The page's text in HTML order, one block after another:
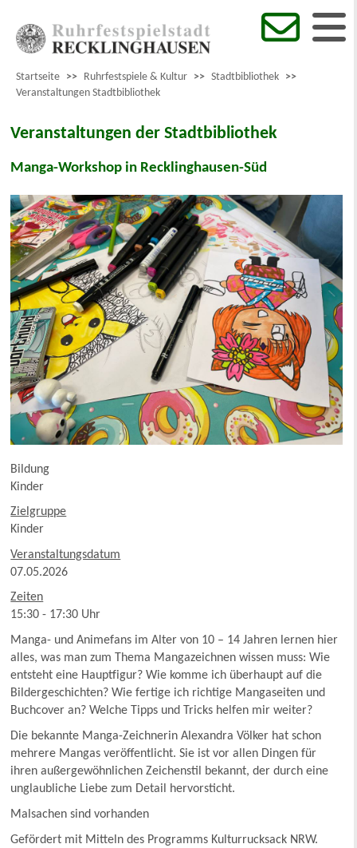
Startseite >> Ruhrfestspiele & Kultur >> Stadtbibliothek >>
Veranstaltungen Stadtbibliothek
Veranstaltungen der Stadtbibliothek
Manga-Workshop in Recklinghausen-Süd
Bildung
Kinder
Zielgruppe
Kinder
Veranstaltungsdatum
07.05.2026
Zeiten
15:30 - 17:30 Uhr
Manga- und Animefans im Alter von 10 – 14 Jahren lernen hier
alles, was man zum Thema Mangazeichnen wissen muss: Wie
entsteht eine Hauptfigur? Wie komme ich überhaupt auf die
Bildergeschichten? Wie fertige ich richtige Mangaseiten und
Buchcover an? Welche Tipps und Tricks helfen mir weiter?
Die bekannte Manga-Zeichnerin Alexandra Völker hat schon
mehrere Mangas veröffentlicht. Sie ist vor allen Dingen für
ihren außergewöhnlichen Zeichenstil bekannt, der durch eine
unglaubliche Liebe zum Detail hervorsticht.
Malsachen sind vorhanden
Gefördert mit Mitteln des Programms Kulturrucksack NRW.